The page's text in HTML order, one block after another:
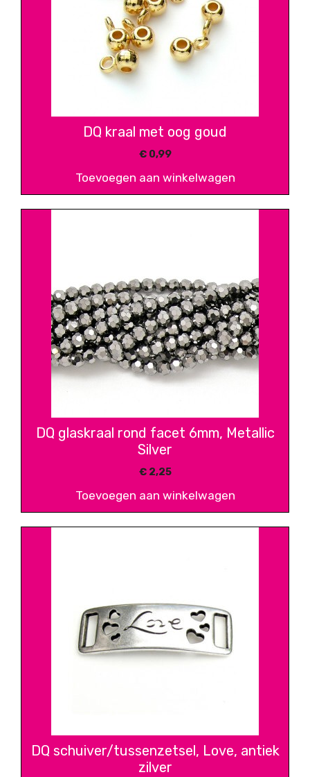
DQ kraal met oog goud
€0,99
Toevoegen aan winkelwagen
DQ glaskraal rond facet 6mm, Metallic
Silver
€2,25
Toevoegen aan winkelwagen
DQ schuiver/tussenzetsel, Love, antiek
zilver